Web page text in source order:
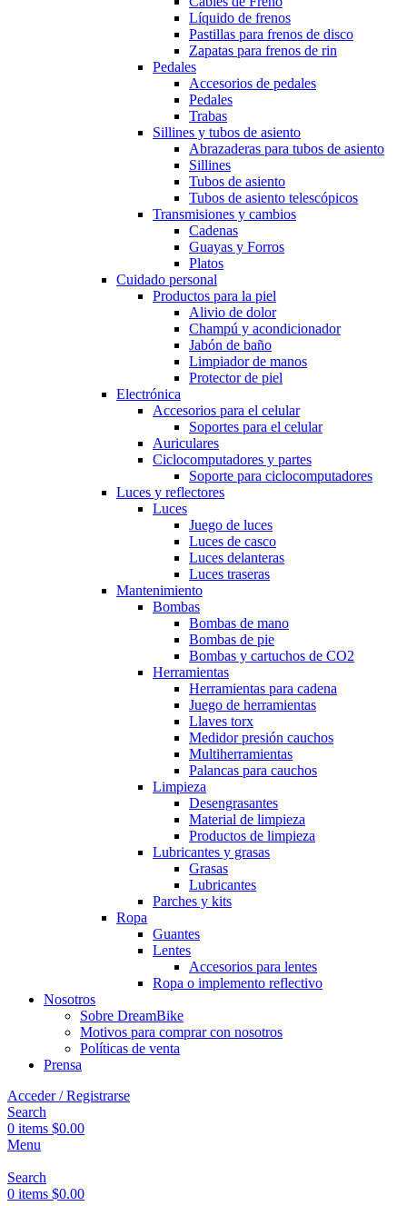
Líquido de frenos
Pastillas para frenos de disco
Zapatas para frenos de rin
Pedales
Accesorios de pedales
Pedales
Trabas
Sillines y tubos de asiento
Abrazaderas para tubos de asiento
Sillines
Tubos de asiento
Tubos de asiento telescópicos
Transmisiones y cambios
Cadenas
Guayas y Forros
Platos
Cuidado personal
Productos para la piel
Alivio de dolor
Champú y acondicionador
Jabón de baño
Limpiador de manos
Protector de piel
Electrónica
Accesorios para el celular
Soportes para el celular
Auriculares
Ciclocomputadores y partes
Soporte para ciclocomputadores
Luces y reflectores
Luces
Juego de luces
Luces de casco
Luces delanteras
Luces traseras
Mantenimiento
Bombas
Bombas de mano
Bombas de pie
Bombas y cartuchos de CO2
Herramientas
Herramientas para cadena
Juego de herramientas
Llaves torx
Medidor presión cauchos
Multiherramientas
Palancas para cauchos
Limpieza
Desengrasantes
Material de limpieza
Productos de limpieza
Lubricantes y grasas
Grasas
Lubricantes
Parches y kits
Ropa
Guantes
Lentes
Accesorios para lentes
Ropa o implemento reflectivo
Nosotros
Sobre DreamBike
Motivos para comprar con nosotros
Políticas de venta
Prensa
Acceder / Registrarse
Search
0 items $0.00
Menu
Search
0 items $0.00